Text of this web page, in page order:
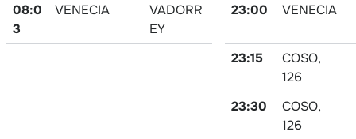
08:0
3
VENECIA
VADORR
EY
23:00
VENECIA
23:15
COSO,
126
23:30
COSO,
126